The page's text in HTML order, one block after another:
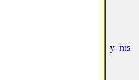
y_nis